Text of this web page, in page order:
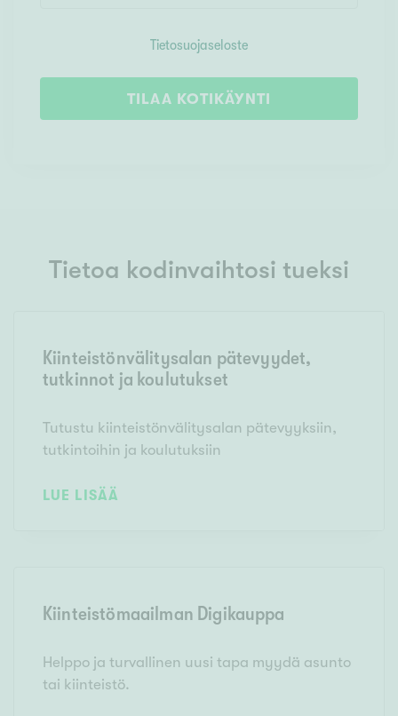
Tietosuojaseloste
TILAA KOTIKÄYNTI
Tietoa kodinvaihtosi tueksi
Kiinteistönvälitysalan pätevyydet,
tutkinnot ja koulutukset
Tutustu kiinteistönvälitysalan pätevyyksiin,
tutkintoihin ja koulutuksiin
LUE LISÄÄ
Kiinteistömaailman Digikauppa
Helppo ja turvallinen uusi tapa myydä asunto
tai kiinteistö.